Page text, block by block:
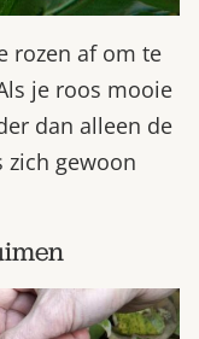
rozen af om te
je roos mooie
dan alleen de
gewoon